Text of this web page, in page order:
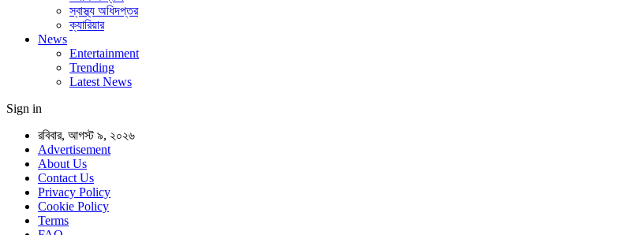
স্বাস্থ্য অধিদপ্তর
ক্যারিয়ার
News
Entertainment
Trending
Latest News
Sign in
রবিবার, আগস্ট ৯, ২০২৬
Advertisement
About Us
Contact Us
Privacy Policy
Cookie Policy
Terms